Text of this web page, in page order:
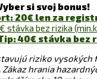
si svoj bonus!
20€ len za
stávka bez rizika
40€ stávka bez
riziko vysokých
hrania